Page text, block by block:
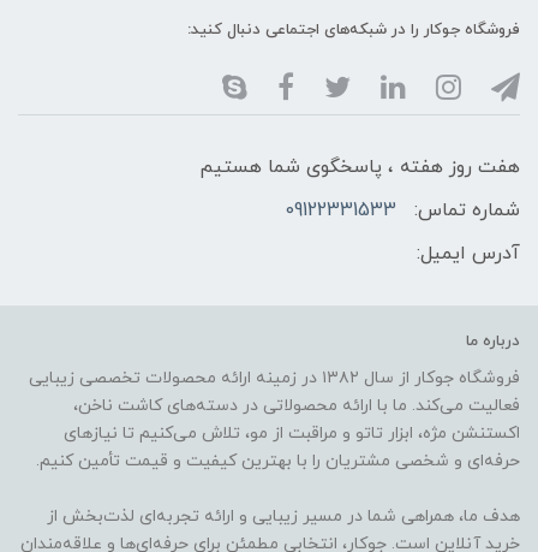
فروشگاه جوکار را در شبکه‌های اجتماعی دنبال کنید:
هفت روز هفته ، پاسخگوی شما هستیم
شماره تماس:
09122331533
آدرس ایمیل:
درباره ما
فروشگاه جوکار از سال ۱۳۸۲ در زمینه ارائه محصولات تخصصی زیبایی
فعالیت می‌کند. ما با ارائه محصولاتی در دسته‌های کاشت ناخن،
اکستنشن مژه، ابزار تاتو و مراقبت از مو، تلاش می‌کنیم تا نیازهای
حرفه‌ای و شخصی مشتریان را با بهترین کیفیت و قیمت تأمین کنیم.
هدف ما، همراهی شما در مسیر زیبایی و ارائه تجربه‌ای لذت‌بخش از
خرید آنلاین است. جوکار، انتخابی مطمئن برای حرفه‌ای‌ها و علاقه‌مندان